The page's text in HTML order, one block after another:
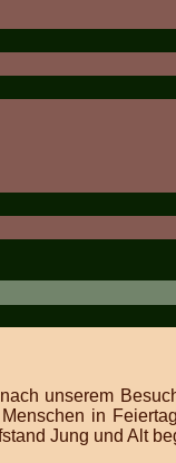
unserem
in
Jung und Alt